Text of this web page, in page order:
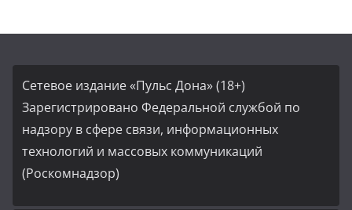
Сетевое издание «Пульс Дона» (18+)
Зарегистрировано Федеральной службой по
надзору в сфере связи, информационных
технологий и массовых коммуникаций
(Роскомнадзор)